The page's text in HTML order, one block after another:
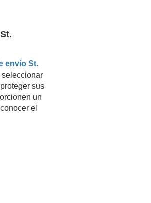
St.
envío St.
sus
un
el